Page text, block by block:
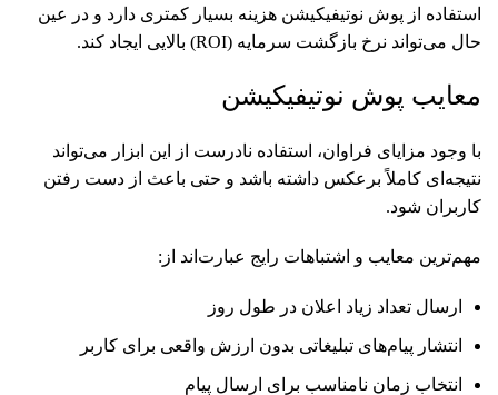
استفاده از پوش نوتیفیکیشن هزینه بسیار کمتری دارد و در عین
حال می‌تواند نرخ بازگشت سرمایه (ROI) بالایی ایجاد کند.
معایب پوش نوتیفیکیشن
با وجود مزایای فراوان، استفاده نادرست از این ابزار می‌تواند
نتیجه‌ای کاملاً برعکس داشته باشد و حتی باعث از دست رفتن
کاربران شود.
مهم‌ترین معایب و اشتباهات رایج عبارت‌اند از:
ارسال تعداد زیاد اعلان در طول روز
انتشار پیام‌های تبلیغاتی بدون ارزش واقعی برای کاربر
انتخاب زمان نامناسب برای ارسال پیام